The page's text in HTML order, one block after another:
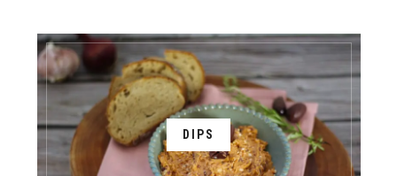
DIPS